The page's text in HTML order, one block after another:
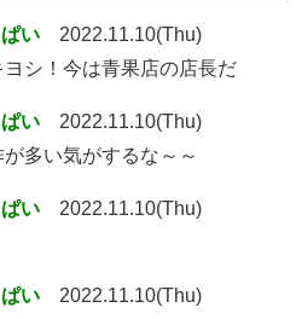
い
2022.11.10(Thu)
シ！今は青果店の店長だ
い
2022.11.10(Thu)
多い気がするな～～
い
2022.11.10(Thu)
い
2022.11.10(Thu)